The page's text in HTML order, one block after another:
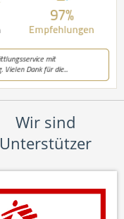
Wir sind
Unterstützer